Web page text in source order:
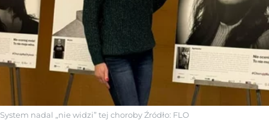
System nadal „nie widzi” tej chorobyŹródło: FLO